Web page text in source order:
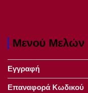
Μενού Μελών
Εγγραφή
Επαναφορά Κωδικού